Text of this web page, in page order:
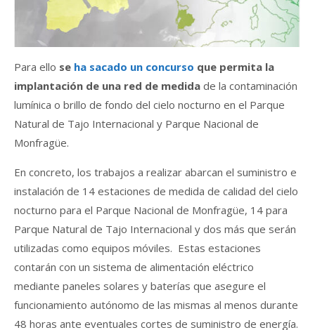
Para ello se ha sacado un concurso que permita la
implantación de una red de medida de la contaminación
lumínica o brillo de fondo del cielo nocturno en el Parque
Natural de Tajo Internacional y Parque Nacional de
Monfragüe.
En concreto, los trabajos a realizar abarcan el suministro e
instalación de 14 estaciones de medida de calidad del cielo
nocturno para el Parque Nacional de Monfragüe, 14 para
Parque Natural de Tajo Internacional y dos más que serán
utilizadas como equipos móviles. Estas estaciones
contarán con un sistema de alimentación eléctrico
mediante paneles solares y baterías que asegure el
funcionamiento autónomo de las mismas al menos durante
48 horas ante eventuales cortes de suministro de energía.